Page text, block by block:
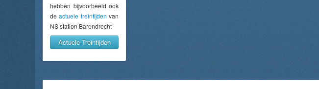
hebben bijvoorbeeld ook
deactuele treintijden van
NS station Barendrecht
Actuele Treintijden